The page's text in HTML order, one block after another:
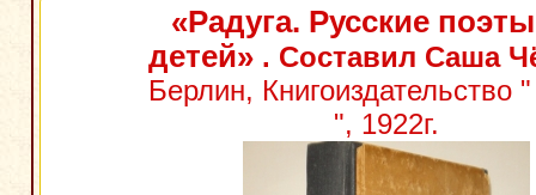
«Радуга. Русские
детей» . Составил Саша
Берлин, Книгоиздательство
", 1922г.